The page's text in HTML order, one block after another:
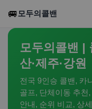
🚐 모두의콜밴
모두의콜밴 |
산·제주·강원
전국 9인승 콜밴, 카
골프, 단체이동 추천,
안내, 순위 비교, 상